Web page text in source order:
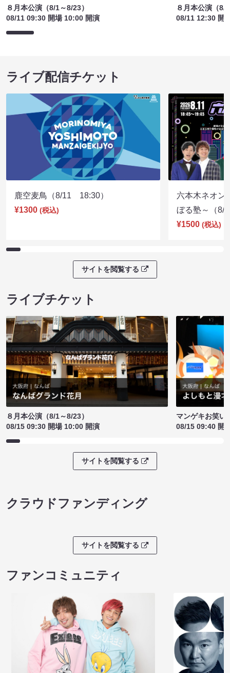
８月本公演（8/1～8/23）
08/11 09:30 開場 10:00 開演
８月本公演（8/
08/11 12:30 開
ライブ配信チケット
鹿空麦鳥（8/11 18:30）
¥1300 (税込)
六本木ネオン
ぼる塾～（
¥1500 (税込)
サイトを閲覧する
ライブチケット
８月本公演（8/1～8/23）
08/15 09:30 開場 10:00 開演
マンゲキお笑い
08/15 09:40 開
サイトを閲覧する
クラウドファンディング
サイトを閲覧する
ファンコミュニティ